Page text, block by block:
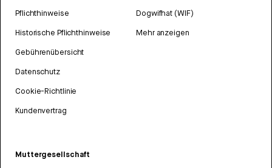
Pflichthinweise
Historische Pflichthinweise
Gebührenübersicht
Datenschutz
Cookie-Richtlinie
Kundenvertrag
Dogwifhat (WIF)
Mehr anzeigen
Muttergesellschaft